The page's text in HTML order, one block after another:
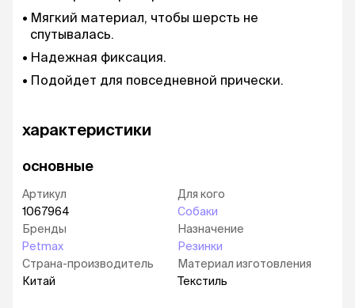
Мягкий материал, чтобы шерсть не
спутывалась.
Надежная фиксация.
Подойдет для повседневной прически.
характеристики
основные
Артикул
1067964
Бренды
Petmax
Страна-производитель
Китай
Для кого
Собаки
Назначение
Резинки
Материал изготовления
Текстиль